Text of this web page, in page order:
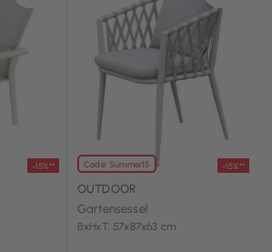
-15%** Code: Summer15 -15%**
OUTDOOR
Gartensessel
BxHxT: 57x87x63 cm